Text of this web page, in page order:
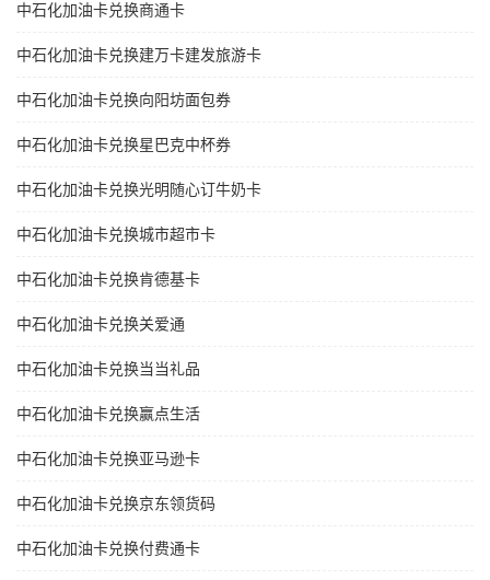
中石化加油卡兑换商通卡
中石化加油卡兑换建万卡建发旅游卡
中石化加油卡兑换向阳坊面包券
中石化加油卡兑换星巴克中杯券
中石化加油卡兑换光明随心订牛奶卡
中石化加油卡兑换城市超市卡
中石化加油卡兑换肯德基卡
中石化加油卡兑换关爱通
中石化加油卡兑换当当礼品
中石化加油卡兑换赢点生活
中石化加油卡兑换亚马逊卡
中石化加油卡兑换京东领货码
中石化加油卡兑换付费通卡